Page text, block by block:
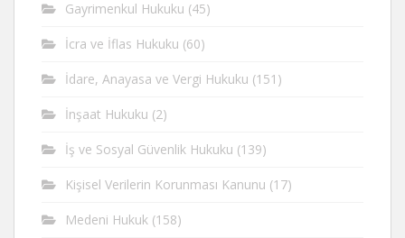
Gayrimenkul Hukuku (45)
İcra ve İflas Hukuku (60)
İdare, Anayasa ve Vergi Hukuku (151)
İnşaat Hukuku (2)
İş ve Sosyal Güvenlik Hukuku (139)
Kişisel Verilerin Korunması Kanunu (17)
Medeni Hukuk (158)